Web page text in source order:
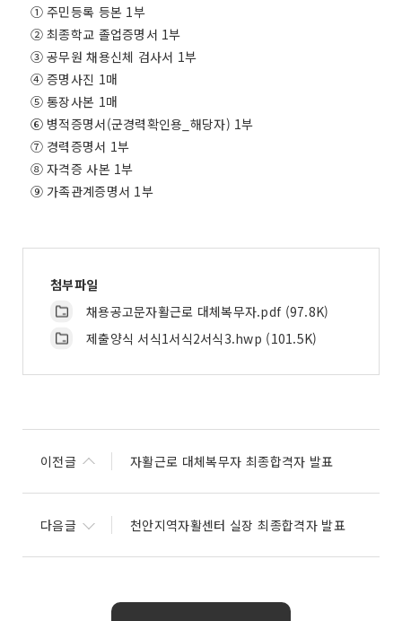
① 주민등록 등본 1부
② 최종학교 졸업증명서 1부
③ 공무원 채용신체 검사서 1부
④ 증명사진 1매
⑤ 통장사본 1매
⑥ 병적증명서(군경력확인용_해당자) 1부
⑦ 경력증명서 1부
⑧ 자격증 사본 1부
⑨ 가족관계증명서 1부
첨부파일
채용공고문자활근로 대체복무자.pdf (97.8K)
제출양식 서식1서식2서식3.hwp (101.5K)
이전글 자활근로 대체복무자 최종합격자 발표
다음글 천안지역자활센터 실장 최종합격자 발표